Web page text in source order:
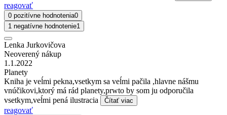
reagovať
0 pozitívne hodnotenia0
1 negatívne hodnotenie1
Lenka Jurkovičova
Neoverený nákup
1.1.2022
Planety
Kniha je veĺmi pekna,vsetkym sa veĺmi pačila ,hlavne nášmu
vnúčikovi,ktorý má rád planety,prwto by som ju odporučila
vsetkym,veĺmi pená ilustracia
Čítať viac
reagovať